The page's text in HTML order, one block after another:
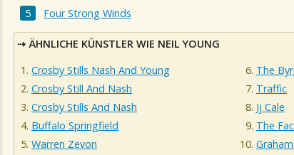
Four Strong Winds
ÄHNLICHE KÜNSTLER WIE NEIL YOUNG
Crosby Stills Nash And Young
Crosby Still And Nash
Crosby Stills And Nash
Buffalo Springfield
Warren Zevon
The
Traffic
Jj Cale
The